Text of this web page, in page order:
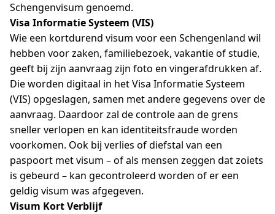
Schengenvisum genoemd.
Visa Informatie Systeem (VIS)
Wie een kortdurend visum voor een Schengenland wil
hebben voor zaken, familiebezoek, vakantie of studie,
geeft bij zijn aanvraag zijn foto en vingerafdrukken af.
Die worden digitaal in het Visa Informatie Systeem
(VIS) opgeslagen, samen met andere gegevens over de
aanvraag. Daardoor zal de controle aan de grens
sneller verlopen en kan identiteitsfraude worden
voorkomen. Ook bij verlies of diefstal van een
paspoort met visum – of als mensen zeggen dat zoiets
is gebeurd – kan gecontroleerd worden of er een
geldig visum was afgegeven.
Visum Kort Verblijf